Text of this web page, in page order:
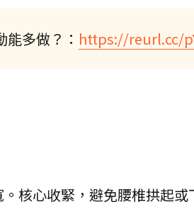
多做？： https://reurl.cc/
核心收緊，避免腰椎拱起或